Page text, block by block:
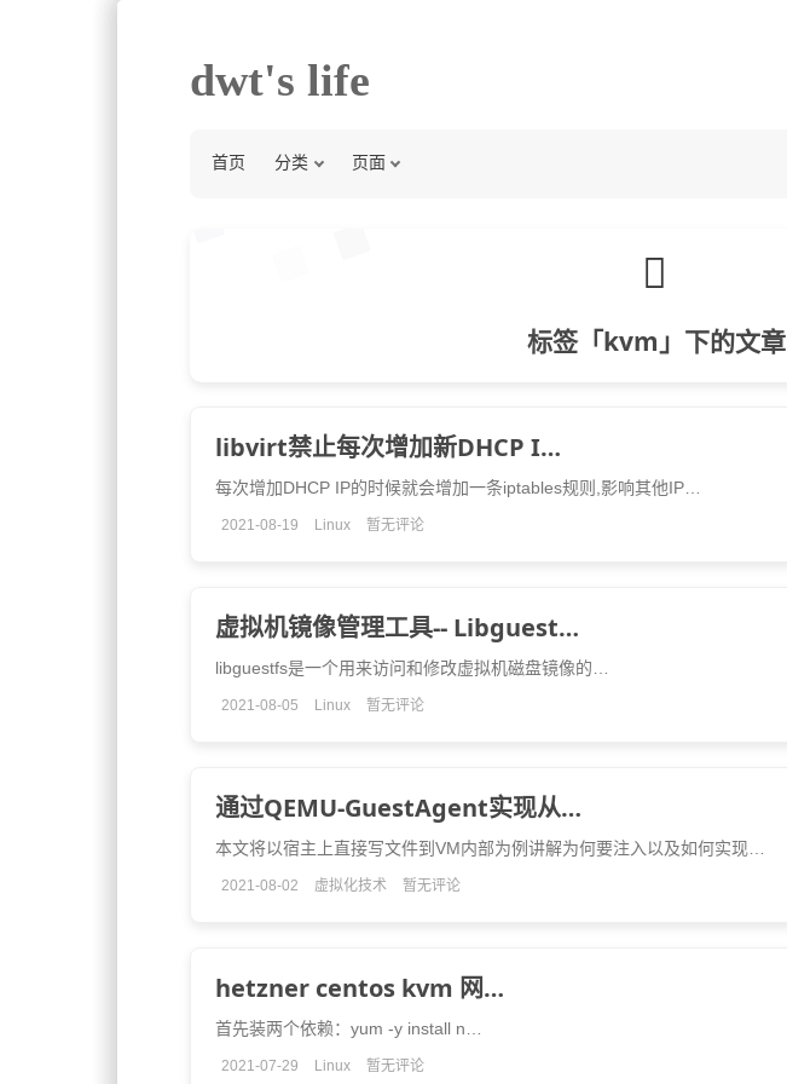
dwt's life
首页 分类 页面
标签「kvm」下的文章
libvirt禁止每次增加新DHCP I…
每次增加DHCP IP的时候就会增加一条iptables规则,影响其他IP…
2021-08-19 Linux 暂无评论
虚拟机镜像管理工具-- Libguest…
libguestfs是一个用来访问和修改虚拟机磁盘镜像的…
2021-08-05 Linux 暂无评论
通过QEMU-GuestAgent实现从…
本文将以宿主上直接写文件到VM内部为例讲解为何要注入以及如何实现…
2021-08-02 虚拟化技术 暂无评论
hetzner centos kvm 网…
首先装两个依赖：yum -y install n…
2021-07-29 Linux 暂无评论